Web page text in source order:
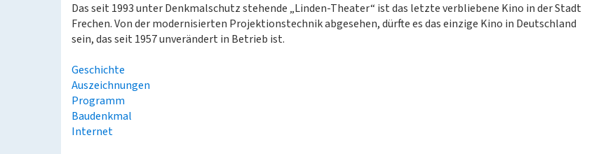
Das seit 1993 unter Denkmalschutz stehende „Linden-Theater“ ist das letzte verbliebene Kino in der Stadt
Frechen. Von der modernisierten Projektionstechnik abgesehen, dürfte es das einzige Kino in Deutschland
sein, das seit 1957 unverändert in Betrieb ist.
Geschichte
Auszeichnungen
Programm
Baudenkmal
Internet